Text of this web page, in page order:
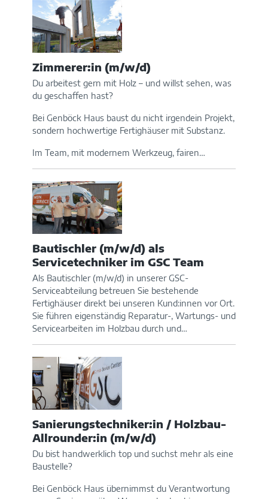
Zimmerer:in (m/w/d)
Du arbeitest gern mit Holz – und willst sehen, was
du geschaffen hast?
Bei Genböck Haus baust du nicht irgendein Projekt,
sondern hochwertige Fertighäuser mit Substanz.
Im Team, mit modernem Werkzeug, fairen…
Bautischler (m/w/d) als
Servicetechniker im GSC Team
Als Bautischler (m/w/d) in unserer GSC-
Serviceabteilung betreuen Sie bestehende
Fertighäuser direkt bei unseren Kund:innen vor Ort.
Sie führen eigenständig Reparatur-, Wartungs- und
Servicearbeiten im Holzbau durch und…
Sanierungstechniker:in / Holzbau-
Allrounder:in (m/w/d)
Du bist handwerklich top und suchst mehr als eine
Baustelle?
Bei Genböck Haus übernimmst du Verantwortung